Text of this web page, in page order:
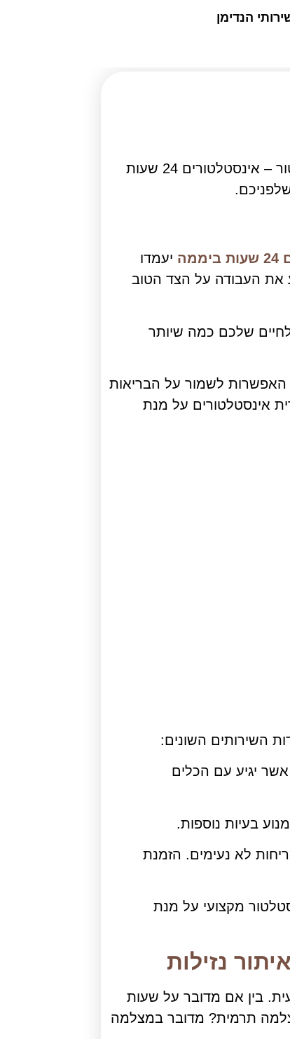
הנדימן
הבית שלכם מוצף בשעת בוקר מוקדמת? הדוד התפוצץ דווקא ביום שבת? במקרה הזה תזדקק לשירות אינסטלטור – אינסטלטורים 24 שעות
יעמדו
את העבודה על הצד הטוב
שלכם כמה שיותר
לשמור על הבריאות
אינסטלטורים על מנת
יגיע עם הכלים
בעיות נוספות.
לא נעימים. הזמנת
מקצועי על מנת
נזילות
בין אם מדובר על שעות
מהי מצלמה תרמית? מדובר במצלמה